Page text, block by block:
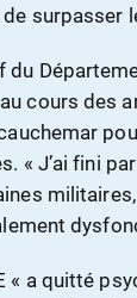
surpasser
du
cours des
« J’ai fini
« a quitté